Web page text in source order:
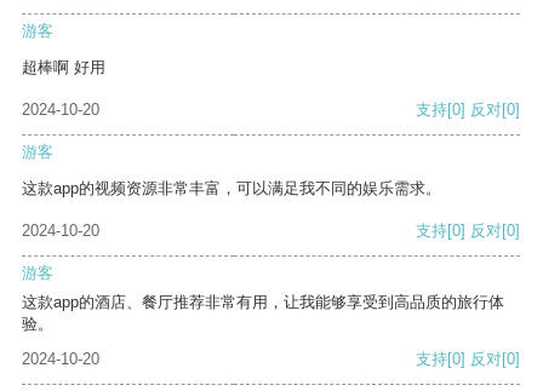
游客
超棒啊 好用
2024-10-20 支持[0] 反对[0]
游客
这款app的视频资源非常丰富，可以满足我不同的娱乐需求。
2024-10-20 支持[0] 反对[0]
游客
这款app的酒店、餐厅推荐非常有用，让我能够享受到高品质的旅行体
验。
2024-10-20
支持[0] 反对[0]